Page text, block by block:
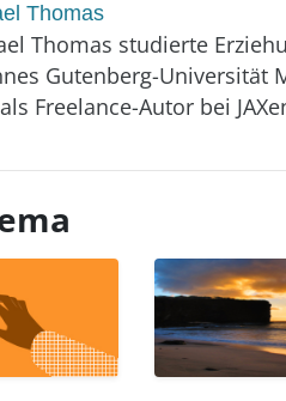
Thomas
Thomas studierte
Gutenberg-Universität
Freelance-Autor bei